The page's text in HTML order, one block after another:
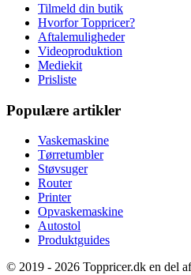
Tilmeld din butik
Hvorfor Toppricer?
Aftalemuligheder
Videoproduktion
Mediekit
Prisliste
Populære artikler
Vaskemaskine
Tørretumbler
Støvsuger
Router
Printer
Opvaskemaskine
Autostol
Produktguides
© 2019 - 2026 Toppricer.dk en del